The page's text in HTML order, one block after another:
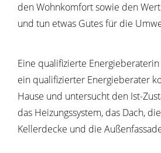
den Wohnkomfort sowie den
und tun etwas Gutes für die
Eine qualifizierte
ein qualifizierter Energieberater
Hause und untersucht den Ist-
das Heizungssystem, das Dach,
Kellerdecke und die